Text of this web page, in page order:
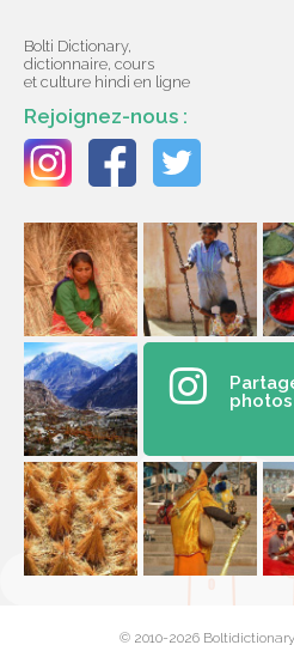
Bolti Dictionary,
dictionnaire, cours
et culture hindi en ligne
Rejoignez-nous :
photos
© 2010-2026